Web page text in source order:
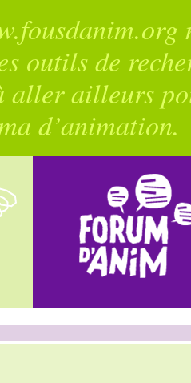
outils de
allerailleurs
d’animation.